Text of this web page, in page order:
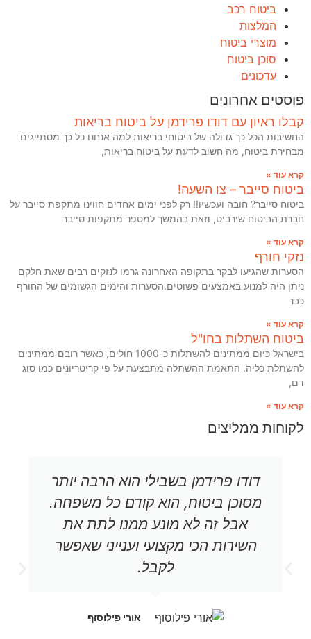
ביטוח רכב
המלצות
מוצרי ביטוח
סוכן ביטוח
עדכונים
פוסטים אחרונים
קבלו ראיון עם דודו פרידמן על ביטוח בריאות
החשיבות הכל כך גדולה של ביטוחי בריאות למה אנחנו כל כך מסתייגים
מבחירת ביטוח, מה חשוב לדעת על ביטוח בריאות,
קרא עוד »
ביטוח סייבר – צו השעה!
ביטוח סייבר? חובה ועכשיו!! רק לפני ימים אחדים חווינו מתקפת סייבר על
חברת הביטוח שירביט, וזאת בהמשך למספר מתקפות סייבר
קרא עוד »
נזקי חורף
הסערות שהגיעו לבקר בתקופה האחרונה גרמו לנזקים רבים שאת חלקם
ניתן היה למנוע באמצעים פשוטים.הסערות והימים הגשומים של החורף
כבר
קרא עוד »
ביטוח השתלות בחו"ל
בישראל כיום ממתינים להשתלות כ-1000 חולים, כאשר רובם ממתינים
להשתלת כליה. התאמת ההשתלה מתבצעת על פי קריטריונים כמו סוג
דם,
קרא עוד »
לקוחות ממליצים
דודו פרידמן בשבילי הוא הרבה יותר
מסוכן ביטוח, הוא קודם כל משפחה.
אבל זה לא מונע ממנו לתת את
השירות הכי מקצועי וענייני שאפשר
לקבל.
אורי פילוסוף